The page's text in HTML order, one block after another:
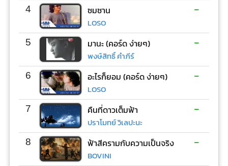
4 ซมซาน
LOSO
-
5 มานะ (คอร์ด ง่ายๆ)
พงษ์สิทธิ์ คำภีร์
-
6 อะไรก็ยอม (คอร์ด ง่ายๆ)
LOSO
-
7 คืนที่ดาวเต็มฟ้า
ปราโมทย์ วิเลปะนะ
-
8 ฟ้าสีครามกับความเป็นจริง
BOVINI
-